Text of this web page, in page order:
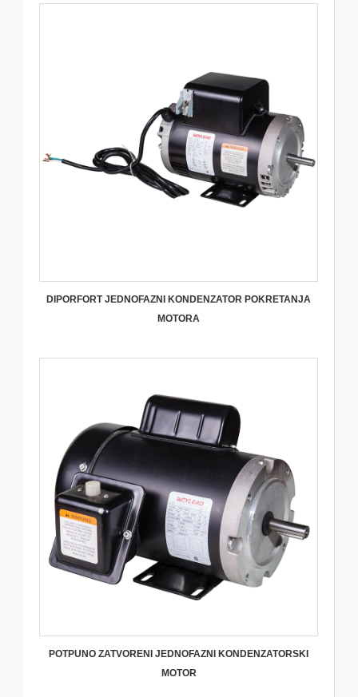
DIPORFORT JEDNOFAZNI KONDENZATOR POKRETANJA
MOTORA
POTPUNO ZATVORENI JEDNOFAZNI KONDENZATORSKI
MOTOR